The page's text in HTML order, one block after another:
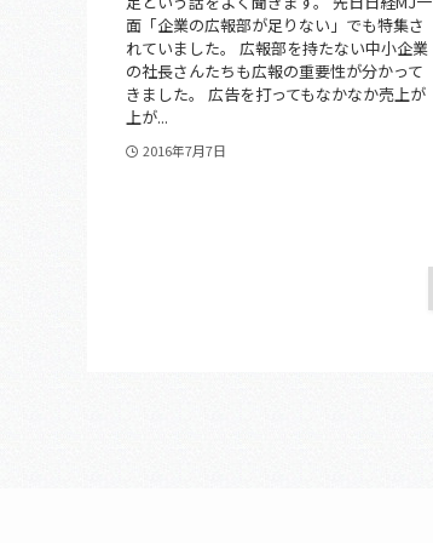
面「企業の広報部が足りない」でも特集さ
れていました。 広報部を持たない中小企業
の社長さんたちも広報の重要性が分かって
きました。 広告を打ってもなかなか売上が
上が...
2016年7月7日